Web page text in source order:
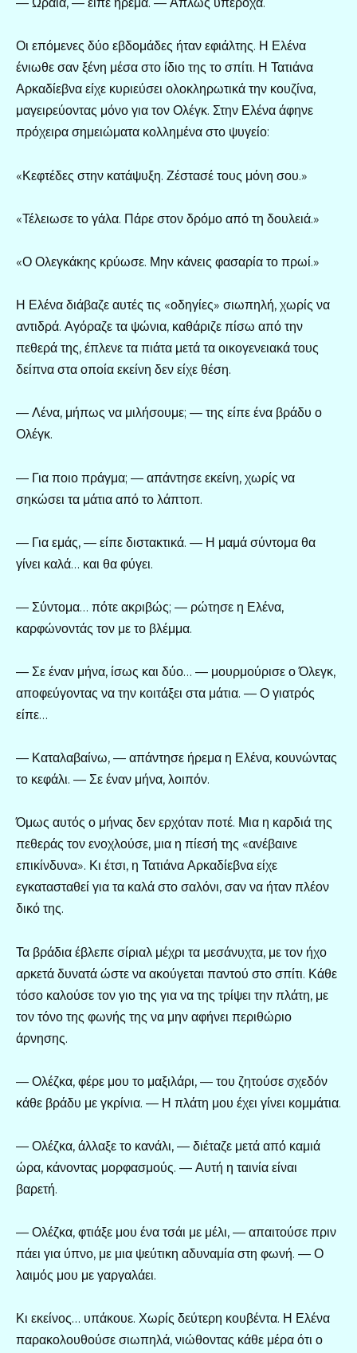
Οι επόμενες δύο εβδομάδες ήταν εφιάλτης. Η Ελένα
ένιωθε σαν ξένη μέσα στο ίδιο της το σπίτι. Η Τατιάνα
Αρκαδίεβνα είχε κυριεύσει ολοκληρωτικά την κουζίνα,
μαγειρεύοντας μόνο για τον Ολέγκ. Στην Ελένα άφηνε
πρόχειρα σημειώματα κολλημένα στο ψυγείο:
«Κεφτέδες στην κατάψυξη. Ζέστασέ τους μόνη σου.»
«Τέλειωσε το γάλα. Πάρε στον δρόμο από τη δουλειά.»
«Ο Ολεγκάκης κρύωσε. Μην κάνεις φασαρία το πρωί.»
Η Ελένα διάβαζε αυτές τις «οδηγίες» σιωπηλή, χωρίς να
αντιδρά. Αγόραζε τα ψώνια, καθάριζε πίσω από την
πεθερά της, έπλενε τα πιάτα μετά τα οικογενειακά τους
δείπνα στα οποία εκείνη δεν είχε θέση.
— Λένα, μήπως να μιλήσουμε; — της είπε ένα βράδυ ο
Ολέγκ.
— Για ποιο πράγμα; — απάντησε εκείνη, χωρίς να
σηκώσει τα μάτια από το λάπτοπ.
— Για εμάς, — είπε διστακτικά. — Η μαμά σύντομα θα
γίνει καλά… και θα φύγει.
— Σύντομα… πότε ακριβώς; — ρώτησε η Ελένα,
καρφώνοντάς τον με το βλέμμα.
— Σε έναν μήνα, ίσως και δύο… — μουρμούρισε ο Όλεγκ,
αποφεύγοντας να την κοιτάξει στα μάτια. — Ο γιατρός
είπε…
— Καταλαβαίνω, — απάντησε ήρεμα η Ελένα, κουνώντας
το κεφάλι. — Σε έναν μήνα, λοιπόν.
Όμως αυτός ο μήνας δεν ερχόταν ποτέ. Μια η καρδιά της
πεθεράς τον ενοχλούσε, μια η πίεσή της «ανέβαινε
επικίνδυνα». Κι έτσι, η Τατιάνα Αρκαδίεβνα είχε
εγκατασταθεί για τα καλά στο σαλόνι, σαν να ήταν πλέον
δικό της.
Τα βράδια έβλεπε σίριαλ μέχρι τα μεσάνυχτα, με τον ήχο
αρκετά δυνατά ώστε να ακούγεται παντού στο σπίτι. Κάθε
τόσο καλούσε τον γιο της για να της τρίψει την πλάτη, με
τον τόνο της φωνής της να μην αφήνει περιθώριο
άρνησης.
— Ολέζκα, φέρε μου το μαξιλάρι, — του ζητούσε σχεδόν
κάθε βράδυ με γκρίνια. — Η πλάτη μου έχει γίνει κομμάτια.
— Ολέζκα, άλλαξε το κανάλι, — διέταζε μετά από καμιά
ώρα, κάνοντας μορφασμούς. — Αυτή η ταινία είναι
βαρετή.
— Ολέζκα, φτιάξε μου ένα τσάι με μέλι, — απαιτούσε πριν
πάει για ύπνο, με μια ψεύτικη αδυναμία στη φωνή. — Ο
λαιμός μου με γαργαλάει.
Κι εκείνος… υπάκουε. Χωρίς δεύτερη κουβέντα. Η Ελένα
παρακολουθούσε σιωπηλά, νιώθοντας κάθε μέρα ότι ο